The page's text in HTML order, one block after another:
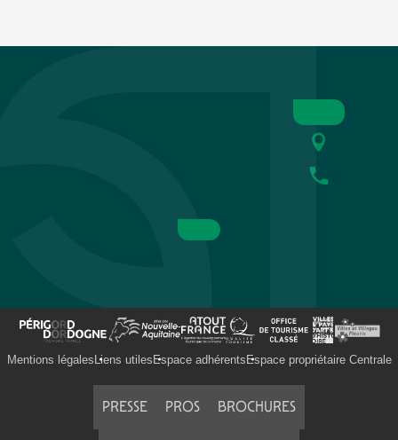
Mentions légales Liens utiles Espace adhérents Espace propriétaire Centrale
PRESSE PROS BROCHURES